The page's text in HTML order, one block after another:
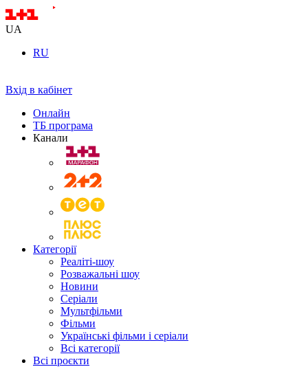
UA
RU
Вхід в кабінет
Онлайн
ТБ програма
Канали
Категорії
Реаліті-шоу
Розважальні шоу
Новини
Серіали
Мультфільми
Фільми
Українські фільми і серіали
Всі категорії
Всі проєкти